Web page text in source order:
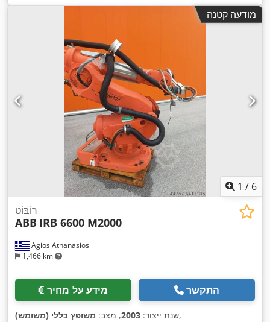
מודעה קטנה
1 / 6
Agios Athanasios
1,466 km
רוֹבּוֹט
ABB IRB 6600 M2000
מידע על מחיר התקשר
שנת ייצור: 2003, מצב: משופץ כללי (משומש) ,